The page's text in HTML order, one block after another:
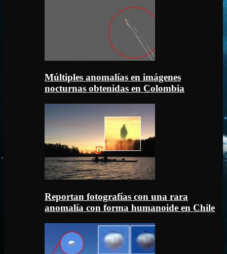
Múltiples anomalías en imágenes
nocturnas obtenidas en Colombia
Reportan fotografías con una rara
anomalía con forma humanoide en Chile